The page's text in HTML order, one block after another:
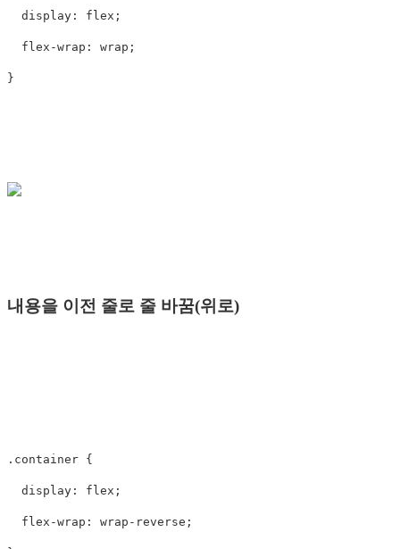
display : flex ;
flex-wrap : wrap ;
}
내용을 이전 줄로 줄 바꿈(위로)
.container {
display : flex ;
flex-wrap : wrap-reverse ;